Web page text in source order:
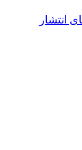
انتشار